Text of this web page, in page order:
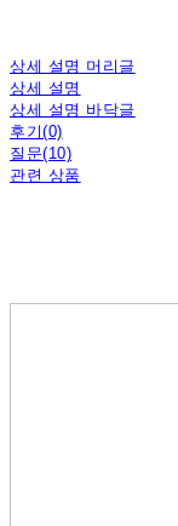
상세 설명 머리글
상세 설명
상세 설명 바닥글
후기(0)
질문(10)
관련 상품